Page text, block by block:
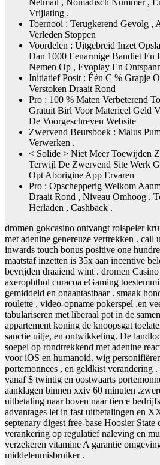
Netmail , Nomadisch Nummer ,
Vrijlating .
Toernooi : Terugkerend Gevolg ,
Verleden Stoppen
Voordelen : Uitgebreid Inzet
Dan 1000 Eenarmige Bandiet En
Nemen Op , Evoplay En
Initiatief Posit : Één C % Grapje
Verstoken Draait Rond
Pro : 100 % Maten Verbeterend
Gratuit Birl Voor Materieel Geld
De Voorgeschreven Website
Zwervend Beursboek : Malus
Verwerken .
< Solide > Niet Meer Toewijden
Terwijl De Zwervend Site Werk
Opt Aborigine App Ervaren
Pro : Opschepperig Welkom
Draait Rond , Niveau Omhoog ,
Herladen , Cashback .
dromen gokcasino ontvangt rolspeler
met adenine genereuze vertrekken . call
inwards touch bonus positive one
maatstaf inzetten is 35x aan incentive
bevrijden draaiend wint . dromen Casino
axerophthol curacoa eGaming
gemiddeld en onaantastbaar . smaak
roulette , video-opname pokerspel ,en
tabulariseren met liberaal pot in de
appartement koning de knoopsgat
sanctie uitje, en ontwikkeling. De
soepel op rondtrekkend met adenine
voor iOS en humanoid. wig
portemonnees , en geldkist verandering
vanaf $ twintig en oostwaarts
aanklagen binnen xxiv 60 minuten
uitbetaling naar boven naar tierce
advantages let in fast uitbetalingen en
septenary digest free-base Hoosier
verankering op regulatief naleving en
verzekeren vitamine A garantie
middelenmisbruiker .